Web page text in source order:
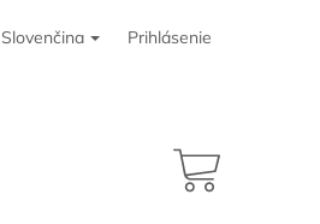
Slovenčina Prihlásenie
NÁKUPNÝ